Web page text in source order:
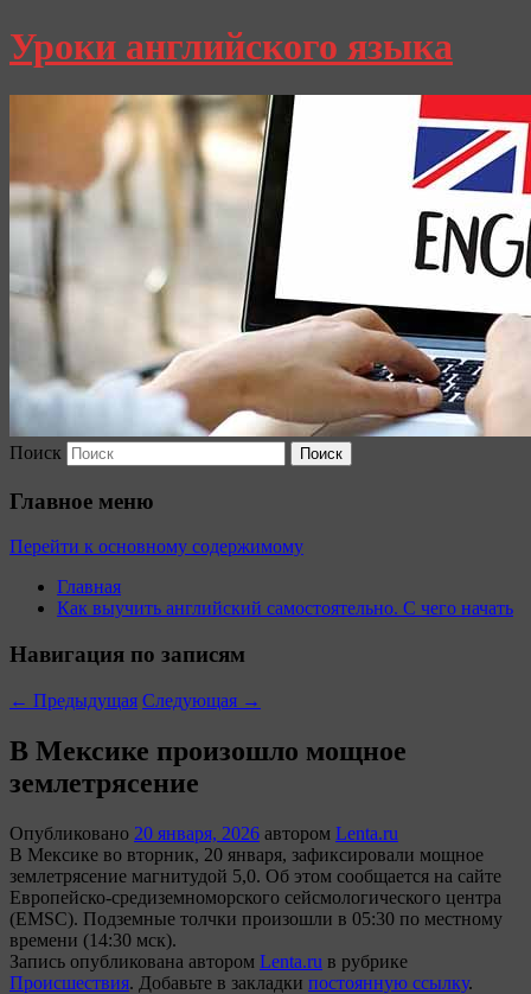
Уроки английского языка
Поиск
Главное меню
Перейти к основному содержимому
Главная
Как выучить английский самостоятельно. С чего начать
Навигация по записям
← Предыдущая Следующая →
В Мексике произошло мощное
землетрясение
Опубликовано 20 января, 2026 автором Lenta.ru
В Мексике во вторник, 20 января, зафиксировали мощное
землетрясение магнитудой 5,0. Об этом сообщается на сайте
Европейско-средиземноморского сейсмологического центра
(EMSC). Подземные толчки произошли в 05:30 по местному
времени (14:30 мск).
Запись опубликована автором Lenta.ru в рубрике
Происшествия. Добавьте в закладки постоянную ссылку.